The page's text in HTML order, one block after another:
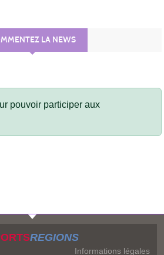
LA NEWS
pouvoir participer aux
REGIONS
Informations légales